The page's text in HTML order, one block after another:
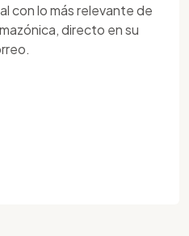
con lo más relevante de
directo en su